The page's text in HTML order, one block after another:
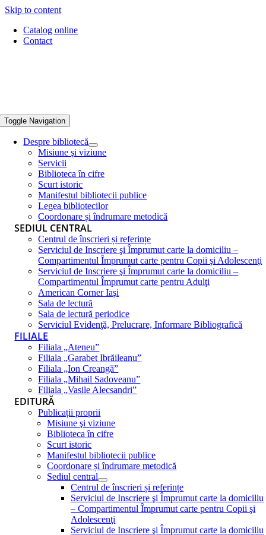
Skip to content
Catalog online
Contact
Toggle Navigation
Despre bibliotecă
Misiune şi viziune
Servicii
Biblioteca în cifre
Scurt istoric
Manifestul bibliotecii publice
Legea bibliotecilor
Coordonare și îndrumare metodică
SEDIUL CENTRAL
Centrul de înscrieri și referințe
Serviciul de Inscriere şi Împrumut carte la domiciliu –
Compartimentul Împrumut carte pentru Copii şi Adolescenţi
Serviciul de Inscriere şi Împrumut carte la domiciliu –
Compartimentul Împrumut carte pentru Adulţi
American Corner Iaşi
Sala de lectură
Sala de lectură periodice
Serviciul Evidenţă, Prelucrare, Informare Bibliografică
FILIALE
Filiala „Ateneu”
Filiala „Garabet Ibrăileanu”
Filiala „Ion Creangă”
Filiala „Mihail Sadoveanu”
Filiala „Vasile Alecsandri”
EDITURĂ
Publicații proprii
Misiune şi viziune
Biblioteca în cifre
Scurt istoric
Manifestul bibliotecii publice
Coordonare și îndrumare metodică
Sediul central
Centrul de înscrieri și referințe
Serviciul de Inscriere şi Împrumut carte la domiciliu
– Compartimentul Împrumut carte pentru Copii şi
Adolescenţi
Serviciul de Inscriere şi Împrumut carte la domiciliu